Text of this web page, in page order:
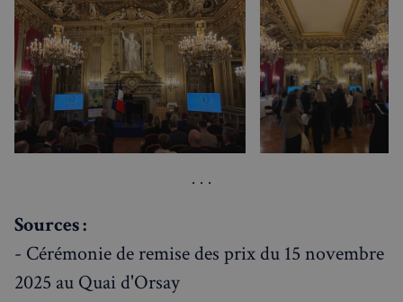
Sources :
- Cérémonie de remise des prix du 15 novembre
2025 au Quai d'Orsay
CookieScriptConsent
CookieScript
francaisalondres.com
4
semaines
2 jours
sp_t
Politique de confidentialité de
Google